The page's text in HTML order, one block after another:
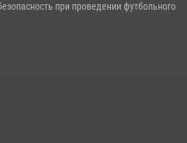
при проведении футбольного